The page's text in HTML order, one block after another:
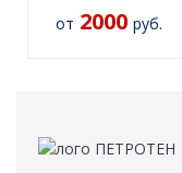
от 2000 руб.